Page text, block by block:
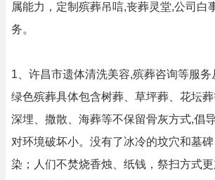
属能力，定制殡葬吊唁,丧葬灵堂,公司白
务。
1、许昌市遗体清洗美容,殡葬咨询等服务
绿色殡葬具体包含树葬、草坪葬、花坛
深埋、撒散、海葬等不保留骨灰方式,倡
对环境破坏小。没有了冰冷的坟穴和墓
染；人们不焚烧香烛、纸钱，祭扫方式